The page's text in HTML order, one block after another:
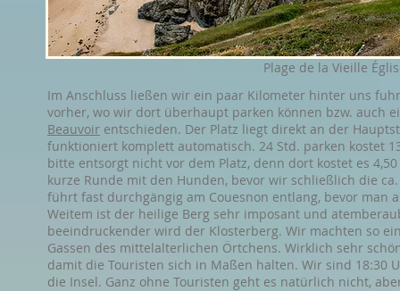
Plage de la Vieille
Im Anschluss ließen wir ein paar Kilometer hinter uns
vorher, wo wir dort überhaupt parken können bzw. auch
Beauvoir entschieden. Der Platz liegt direkt an der
funktioniert komplett automatisch. 24 Std. parken kostet
bitte entsorgt nicht vor dem Platz, denn dort kostet es
kurze Runde mit den Hunden, bevor wir schließlich die
führt fast durchgängig am Couesnon entlang, bevor man
Weitem ist der heilige Berg sehr imposant und
beeindruckender wird der Klosterberg. Wir machten so
Gassen des mittelalterlichen Örtchens. Wirklich sehr
damit die Touristen sich in Maßen halten. Wir sind 18:30
die Insel. Ganz ohne Touristen geht es natürlich nicht,